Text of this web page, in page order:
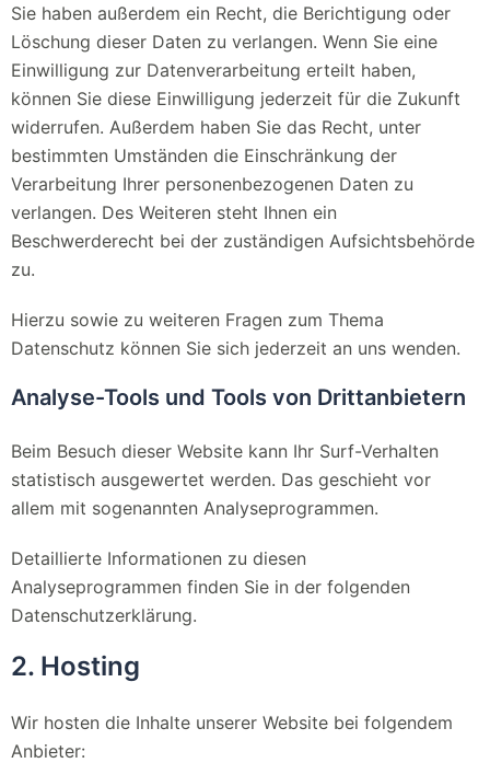
Sie haben außerdem ein Recht, die Berichtigung oder
Löschung dieser Daten zu verlangen. Wenn Sie eine
Einwilligung zur Datenverarbeitung erteilt haben,
können Sie diese Einwilligung jederzeit für die Zukunft
widerrufen. Außerdem haben Sie das Recht, unter
bestimmten Umständen die Einschränkung der
Verarbeitung Ihrer personenbezogenen Daten zu
verlangen. Des Weiteren steht Ihnen ein
Beschwerderecht bei der zuständigen Aufsichtsbehörde
zu.
Hierzu sowie zu weiteren Fragen zum Thema
Datenschutz können Sie sich jederzeit an uns wenden.
Analyse-Tools und Tools von Dritt­anbietern
Beim Besuch dieser Website kann Ihr Surf-Verhalten
statistisch ausgewertet werden. Das geschieht vor
allem mit sogenannten Analyseprogrammen.
Detaillierte Informationen zu diesen
Analyseprogrammen finden Sie in der folgenden
Datenschutzerklärung.
2. Hosting
Wir hosten die Inhalte unserer Website bei folgendem
Anbieter: